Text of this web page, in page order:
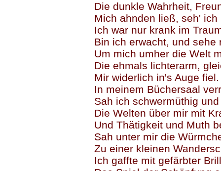
Die dunkle Wahrheit,
Mich ahnden ließ, seh'
Ich war nur krank im
Bin ich erwacht, und sehe
Um mich umher die Welt
Die ehmals lichterarm,
Mir widerlich in's Auge fiel.
In meinem Büchersaal
Sah ich schwermüthig
Die Welten über mir mit
Und Thätigkeit und Muth
Sah unter mir die
Zu einer kleinen
Ich gaffte mit gefärbter